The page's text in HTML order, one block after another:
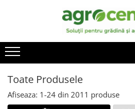
Toate Produsele
Seminte de legume
Ardei
Broccoli
Castraveti
Ingrasaminte
Irigatii
Plante furajere
Turba
Toate Produsele
Afiseaza: 1-24 din 2011 produse